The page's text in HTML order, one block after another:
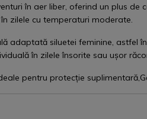
în aer liber, oferind un plus
zilele cu temperaturi moderate.
adaptată siluetei feminine, astfel
în zilele însorite sau ușor
pentru protecție suplimentară,